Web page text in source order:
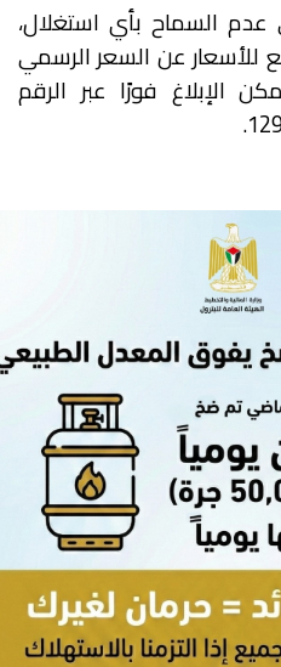
عدم السماح بأي استغلال،
عن السعر الرسمي
الإبلاغ فورًا عبر الرقم